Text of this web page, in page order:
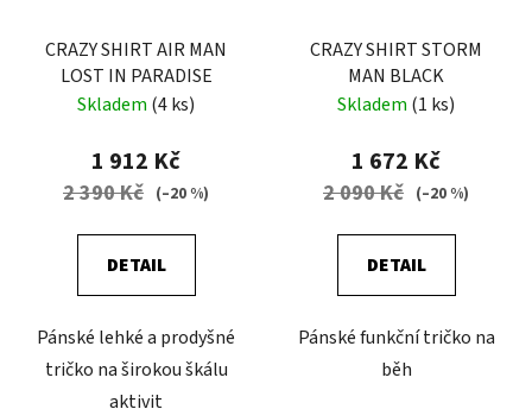
CRAZY SHIRT AIR MAN
LOST IN PARADISE
Skladem (4 ks)
1 912 Kč
2 390 Kč (–20 %)
DETAIL
Pánské lehké a prodyšné
tričko na širokou škálu
aktivit
CRAZY SHIRT STORM
MAN BLACK
Skladem (1 ks)
1 672 Kč
2 090 Kč (–20 %)
DETAIL
Pánské funkční tričko na
běh